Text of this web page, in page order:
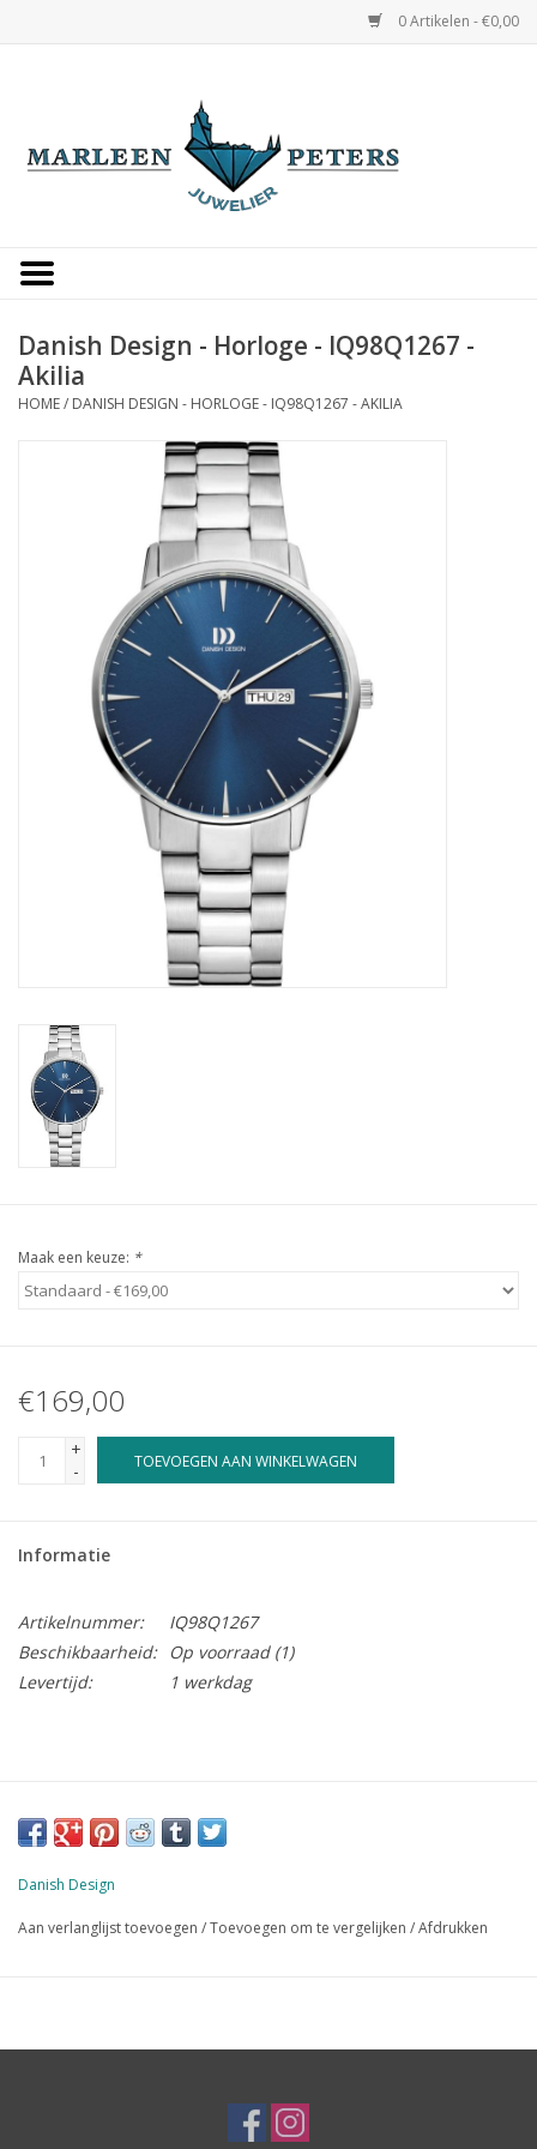
0 Artikelen - €0,00
Trouwringen
Merken
Cadeaukaarten
Danish Design - Horloge - IQ98Q1267 -
Akilia
HOME/ DANISH DESIGN - HORLOGE - IQ98Q1267 - AKILIA
Maak een keuze: *
€169,00
+
-
TOEVOEGEN AAN WINKELWAGEN
Informatie
Artikelnummer:
IQ98Q1267
Beschikbaarheid:
Op voorraad(1)
Levertijd:
1 werkdag
Danish Design
Aan verlanglijst toevoegen /Toevoegen om te vergelijken /Afdrukken